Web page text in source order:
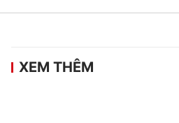
XEM THÊM